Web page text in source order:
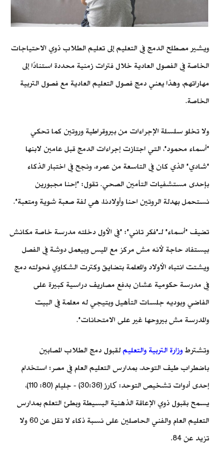
ويشير مصطلح الدمج في التعليم إلى تعليم الطلاب ذوي الاحتياجات
الخاصة في الفصول العادية خلال فترات زمنية محددة استنادًا إلى
مهاراتهم، وهذا يعني دمج فصول التعليم العادية مع فصول التربية
الخاصة.
ولا تخلو سلسلة الإجراءات من بيروقراطية وروتين كما تحكي
"أسماء محمود"، التي اجتازت إجراءات الدمج قبل عامين لابنها
"شادي" الذي كان في التاسعة من عمره، ونجح في اختبار الذكاء
بإحدى مستشفيات التأمين الصحي. تقول: "إحنا مجبورين
نستحمل بهدلة الروتين احنا وأولادنا، هي لفة صعبة شوية ومتعبة".
تضيف "أسماء" لـ"فكر تاني": "في الأول دخلته مدرسة خاصة مكانش
بيستفاد حاجة لأنه مش مركز مع الميس وبيعمل دوشة في الفصل
ويشتت انتباه الأولاد والمُعلمة بتضايق وكترت الشكاوي فحولته دمج
في مدرسة حكومية عشان بدفع مصاريف دراسية كبيرة على
الفاضي وبوديه جلسات التأهيل وبتيجي له معلمة في البيت
والمدرسة مش بيروحها غير على الامتحانات".
وتشترط وزارة التربية والتعليم لقبول دمج الطلاب المصابين
باضطراب طيف التوحد، بمدارس التعليم العام في مصر: استخدام
إحدى أدوات تشخيص التوحد: کارز (30:36) - جليام (80: 110)،
يسمح بقبول ذوي الإعاقة الذهنية البسيطة وبطئ التعلم بمدارس
التعليم العام والفني الحاصلين على نسبة ذكاء لا تقل عن 60 ولا
تزيد عن 84.